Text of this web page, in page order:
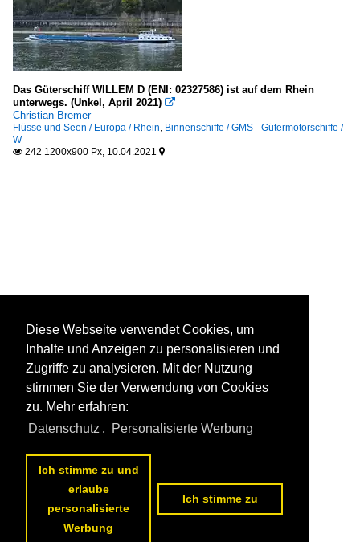
Das Güterschiff WILLEM D (ENI: 02327586) ist auf dem Rhein
unterwegs. (Unkel, April 2021) 
Christian Bremer
Flüsse und Seen / Europa / Rhein, Binnenschiffe / GMS - Gütermotorschiffe /
W
 242 1200x900 Px, 10.04.2021 
Diese Webseite verwendet Cookies, um
Inhalte und Anzeigen zu personalisieren und
Zugriffe zu analysieren. Mit der Nutzung
stimmen Sie der Verwendung von Cookies
zu. Mehr erfahren:
Datenschutz , Personalisierte Werbung
Ich stimme zu und
erlaube
personalisierte
Werbung
Ich stimme zu